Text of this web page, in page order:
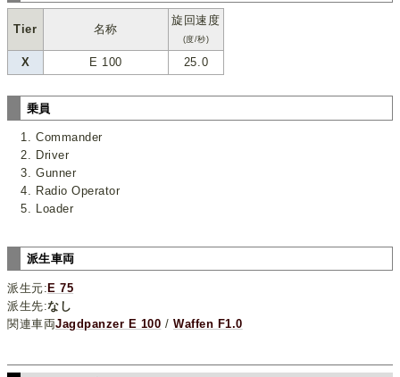
Tier 名称
旋回速度
(度/秒)
X E 100 25.0
乗員
Commander
Driver
Gunner
Radio Operator
Loader
派生車両
派生元:E 75
派生先:なし
関連車両Jagdpanzer E 100 / Waffen F1.0